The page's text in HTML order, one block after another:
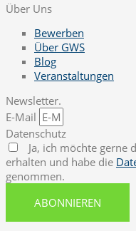
Über Uns
Bewerben
Über GWS
Blog
Veranstaltungen
Newsletter.
E-Mail
Datenschutz
Ja, ich möchte gerne
erhalten und habe die
genommen.
ABONNIEREN